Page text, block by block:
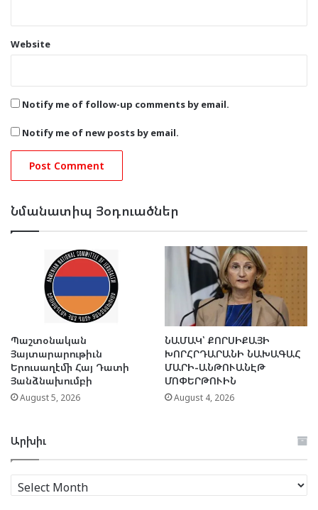
Website
Notify me of follow-up comments by email.
Notify me of new posts by email.
Նմանատիպ Յօդուածներ
Պաշտօնական
Յայտարարութիւն
Երուսաղէմի Հայ Դատի
Յանձնախումբի
August 5, 2026
ՆԱՄԱԿ՝ ՔՈՐՍԻՔԱՅԻ
ԽՈՐՀՐԴԱՐԱՆԻ ՆԱԽԱԳԱՀ
ՄԱՐԻ-ԱՆԹՈՒԱՆԷԹ
ՄՈՓԵՐԹՈՒԻՆ
August 4, 2026
Արխիւ
Արխիւ